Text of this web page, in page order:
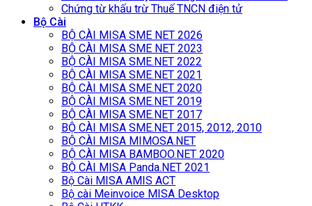
Chứng từ khấu trừ Thuế TNCN điện tử
Bộ Cài
BỘ CÀI MISA SME NET 2026
BỘ CÀI MISA SME NET 2023
BỘ CÀI MISA SME.NET 2022
BỘ CÀI MISA SME.NET 2021
BỘ CÀI MISA SME.NET 2020
BỘ CÀI MISA SME.NET 2019
BỘ CÀI MISA SME.NET 2017
BỘ CÀI MISA SME.NET 2015, 2012, 2010
BỘ CÀI MISA MIMOSA.NET
BỘ CÀI MISA BAMBOO.NET 2020
BỘ CÀI MISA Panda.NET 2021
Bộ Cài MISA AMIS ACT
Bộ cài Meinvoice MISA Desktop